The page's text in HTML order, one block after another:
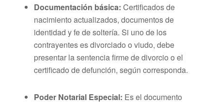
Documentación básica: Certificados de
nacimiento actualizados, documentos de
identidad y fe de soltería. Si uno de los
contrayentes es divorciado o viudo, debe
presentar la sentencia firme de divorcio o el
certificado de defunción, según corresponda.
Poder Notarial Especial: Es el documento